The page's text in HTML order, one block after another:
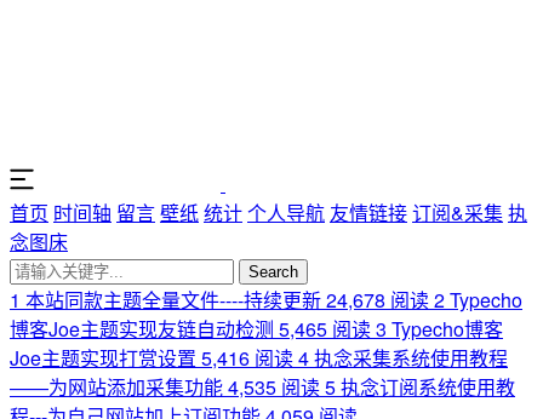
首页 时间轴 留言壁纸统计个人导航 友情链接订阅&采集执
念图床
Search
1 本站同款主题全量文件----持续更新24,678 阅读2Typecho
博客Joe主题实现友链自动检测 5,465 阅读3 Typecho博客
Joe主题实现打赏设置 5,416 阅读4执念采集系统使用教程
——为网站添加采集功能4,535 阅读5执念订阅系统使用教